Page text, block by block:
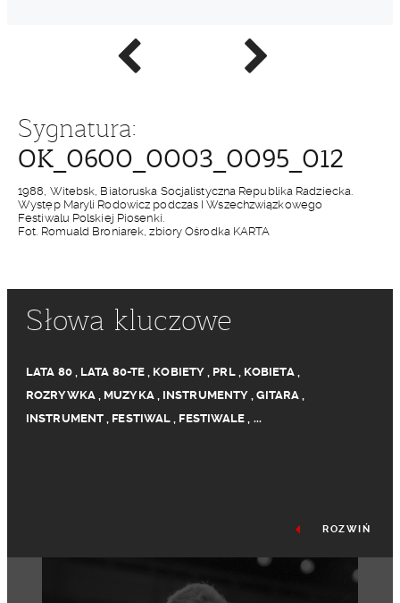
Poprzednie
zdjęcie
Następne
zdjęcie
Sygnatura:
OK_0600_0003_0095_012
1988, Witebsk, Białoruska Socjalistyczna Republika Radziecka.
Występ Maryli Rodowicz podczas I Wszechzwiązkowego
Festiwalu Polskiej Piosenki.
Fot. Romuald Broniarek, zbiory Ośrodka KARTA
Słowa kluczowe
LATA 80, LATA 80-TE , KOBIETY , PRL, KOBIETA,
ROZRYWKA, MUZYKA, INSTRUMENTY ,GITARA ,
INSTRUMENT , FESTIWAL , FESTIWALE , ...
ROZWIŃ